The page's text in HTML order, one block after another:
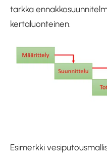
tarkka
kertaluonteinen.
Esimerkki